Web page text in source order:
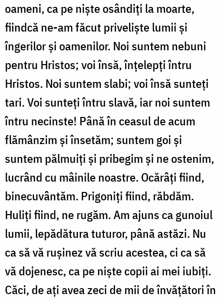
oameni, ca pe niște osândiți la moarte,
fiindcă ne-am făcut priveliște lumii și
îngerilor și oamenilor. Noi suntem nebuni
pentru Hristos; voi însă, înțelepți întru
Hristos. Noi suntem slabi; voi însă sunteți
tari. Voi sunteți întru slavă, iar noi suntem
întru necinste! Până în ceasul de acum
flămânzim și însetăm; suntem goi și
suntem pălmuiți și pribegim și ne ostenim,
lucrând cu mâinile noastre. Ocărâți fiind,
binecuvântăm. Prigoniți fiind, răbdăm.
Huliți fiind, ne rugăm. Am ajuns ca gunoiul
lumii, lepădătura tuturor, până astăzi. Nu
ca să vă rușinez vă scriu acestea, ci ca să
vă dojenesc, ca pe niște copii ai mei iubiți.
Căci, de ați avea zeci de mii de învățători în